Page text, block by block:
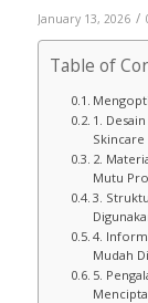
January 13, 2026 /
Table of
1.
Skincare
2.
Mutu
3.
4.
Mudah
5.